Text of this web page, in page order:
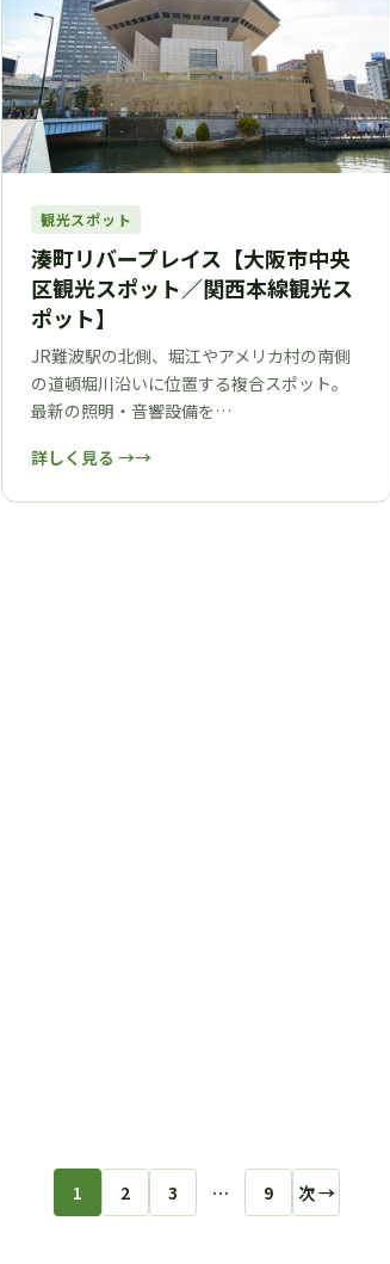
観光スポット
湊町リバープレイス【大阪市中央
区観光スポット／関西本線観光ス
ポット】
JR難波駅の北側、堀江やアメリカ村の南側
の道頓堀川沿いに位置する複合スポット。
最新の照明・音響設備を…
詳しく見る →
1 2 3 … 9 次 →